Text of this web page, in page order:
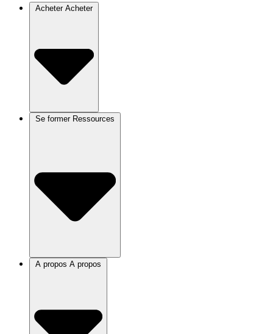
Acheter Acheter
Se former
A propos